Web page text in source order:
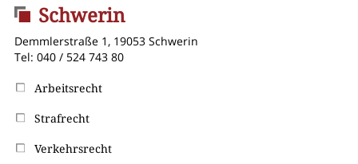
Schwerin
Demmlerstraße 1, 19053 Schwerin
Tel: 040 / 524 743 80
Arbeitsrecht
Strafrecht
Verkehrsrecht